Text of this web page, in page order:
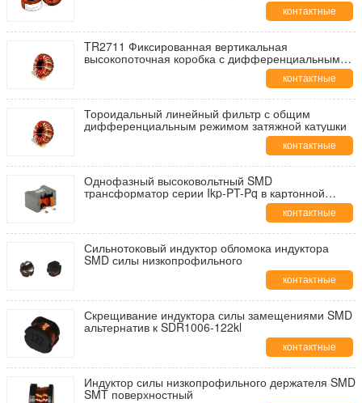
контактные
данные
TR2711 Фиксированная вертикальная
высокопоточная коробка с дифференциальным
контактные
данные
Тороидальный линейный фильтр с общим
дифференциальным режимом затяжной катушки
контактные
данные
Однофазный высоковольтный SMD
трансформатор серии Ikp-PT-Pq в картонной
упаковке, сертифицированный CE/SGS/BV/RoHS
контактные
данные
Сильнотоковый индуктор обломока индуктора
SMD силы низкопрофильного
контактные
данные
Скрещивание индуктора силы замещениями SMD
альтернатив к SDR1006-122kl
контактные
данные
Индуктор силы низкопрофильного держателя SMD
SMT поверхностный